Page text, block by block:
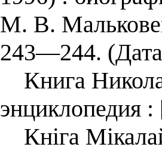
М. В.
243—244.
Книга
Кніга